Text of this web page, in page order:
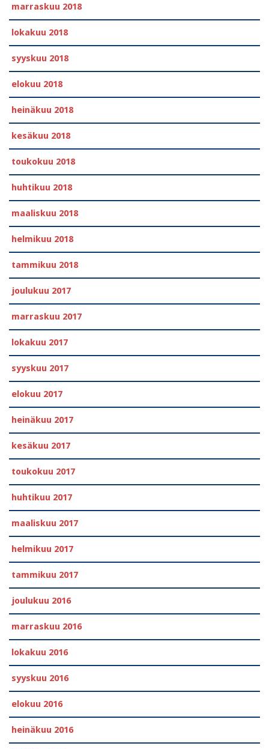
marraskuu 2018
lokakuu 2018
syyskuu 2018
elokuu 2018
heinäkuu 2018
kesäkuu 2018
toukokuu 2018
huhtikuu 2018
maaliskuu 2018
helmikuu 2018
tammikuu 2018
joulukuu 2017
marraskuu 2017
lokakuu 2017
syyskuu 2017
elokuu 2017
heinäkuu 2017
kesäkuu 2017
toukokuu 2017
huhtikuu 2017
maaliskuu 2017
helmikuu 2017
tammikuu 2017
joulukuu 2016
marraskuu 2016
lokakuu 2016
syyskuu 2016
elokuu 2016
heinäkuu 2016